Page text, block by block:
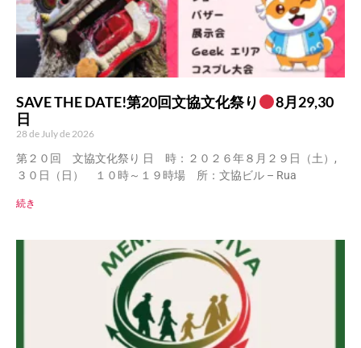
SAVE THE DATE!第20回文協文化祭り
8月29,30
日
28 de July de 2026
第２０回 文協文化祭り 日 時：２０２６年８月２９日（土）,
３０日（日） １０時～１９時場 所：文協ビル – Rua
続き